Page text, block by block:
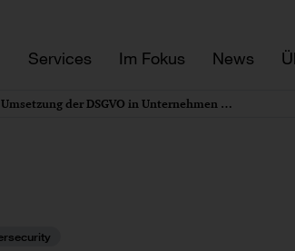
Services Im Fokus News
Auf dem Prüfstand – Die Umsetzung der DSGVO in Unternehmen ein Jahr nach Inkrafttreten